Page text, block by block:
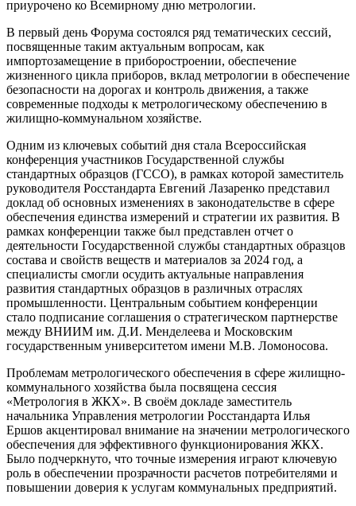
приурочено ко Всемирному дню метрологии.
В первый день Форума состоялся ряд тематических сессий,
посвященные таким актуальным вопросам, как
импортозамещение в приборостроении, обеспечение
жизненного цикла приборов, вклад метрологии в обеспечение
безопасности на дорогах и контроль движения, а также
современные подходы к метрологическому обеспечению в
жилищно-коммунальном хозяйстве.
Одним из ключевых событий дня стала Всероссийская
конференция участников Государственной службы
стандартных образцов (ГССО), в рамках которой заместитель
руководителя Росстандарта Евгений Лазаренко представил
доклад об основных изменениях в законодательстве в сфере
обеспечения единства измерений и стратегии их развития. В
рамках конференции также был представлен отчет о
деятельности Государственной службы стандартных образцов
состава и свойств веществ и материалов за 2024 год, а
специалисты смогли осудить актуальные направления
развития стандартных образцов в различных отраслях
промышленности. Центральным событием конференции
стало подписание соглашения о стратегическом партнерстве
между ВНИИМ им. Д.И. Менделеева и Московским
государственным университетом имени М.В. Ломоносова.
Проблемам метрологического обеспечения в сфере жилищно-
коммунального хозяйства была посвящена сессия
«Метрология в ЖКХ». В своём докладе заместитель
начальника Управления метрологии Росстандарта Илья
Ершов акцентировал внимание на значении метрологического
обеспечения для эффективного функционирования ЖКХ.
Было подчеркнуто, что точные измерения играют ключевую
роль в обеспечении прозрачности расчетов потребителями и
повышении доверия к услугам коммунальных предприятий.